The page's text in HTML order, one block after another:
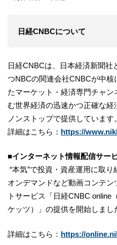
日経CNBCについて
日経CNBCは、日本経済新聞社
つNBCの関連会社CNBCが中核
たマーケット・経済専門チャ
む世界経済の迅速かつ正確な
ノンストップで提供しています。
詳細はこちら： https://
■インターネット情報配信サー
“本気”で投資・資産運用に取
オンデマンドなど動画コンテ
トサービス「日経CNBC online
ケッツ）」の提供を開始しまし
詳細はこちら： https://